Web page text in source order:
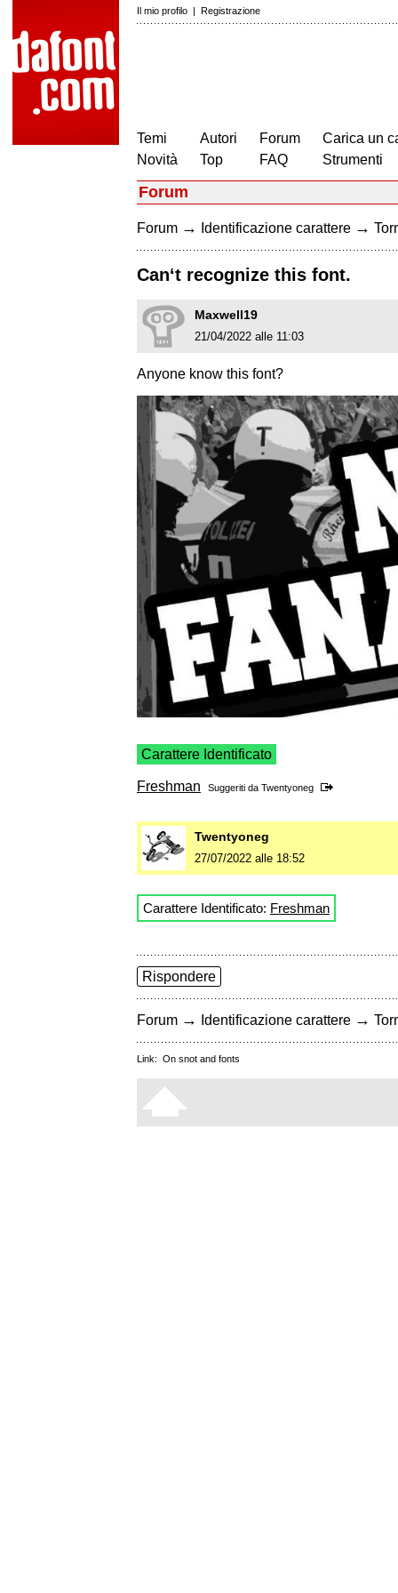
Il mio profilo | Registrazione
Temi
Novità
Autori
Top
Forum
FAQ
Carica un
Strumenti
Forum
Forum → Identificazione carattere →
Can‘t recognize this font.
Maxwell19
21/04/2022 alle 11:03
Anyone know this font?
Carattere Identificato
Freshman Suggeriti da Twentyoneg
Twentyoneg
27/07/2022 alle 18:52
Carattere Identificato: Freshman
Rispondere
Forum → Identificazione carattere →
Link: On snot and fonts